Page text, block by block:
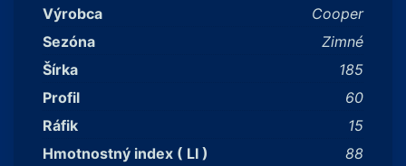
Výrobca
Cooper
Sezóna
Zimné
Šírka
185
Profil
60
Ráfik
15
Hmotnostný index ( LI )
88